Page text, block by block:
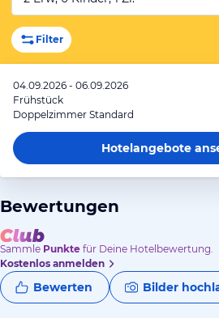
Filter
04.09.2026 - 06.09.2026
Frühstück
Doppelzimmer Standard
Hotelangebote
Bewertungen
Sammle Punkte für Deine Hotelbewertung.
Kostenlos anmelden
Bewerten Bilder